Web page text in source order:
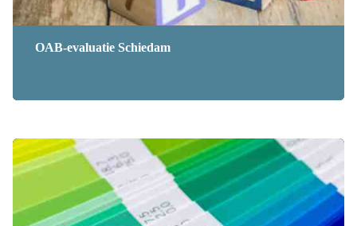
OAB-evaluatie Schiedam